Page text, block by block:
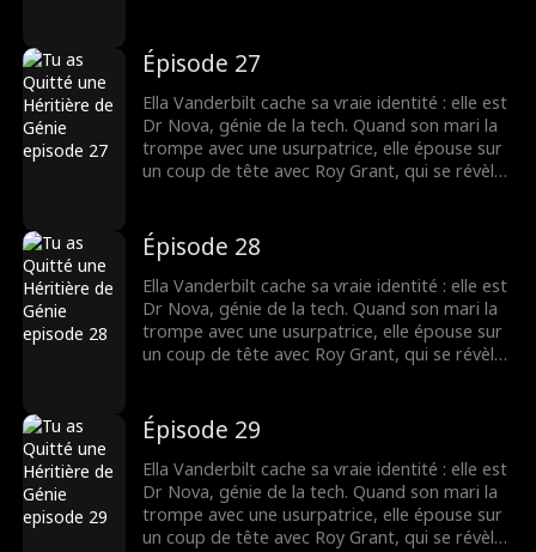
contrat du siècle.
Épisode 27
Ella Vanderbilt cache sa vraie identité : elle est
Dr Nova, génie de la tech. Quand son mari la
trompe avec une usurpatrice, elle épouse sur
un coup de tête avec Roy Grant, qui se révèle
contrat du siècle.
Épisode 28
Ella Vanderbilt cache sa vraie identité : elle est
Dr Nova, génie de la tech. Quand son mari la
trompe avec une usurpatrice, elle épouse sur
un coup de tête avec Roy Grant, qui se révèle
contrat du siècle.
Épisode 29
Ella Vanderbilt cache sa vraie identité : elle est
Dr Nova, génie de la tech. Quand son mari la
trompe avec une usurpatrice, elle épouse sur
un coup de tête avec Roy Grant, qui se révèle